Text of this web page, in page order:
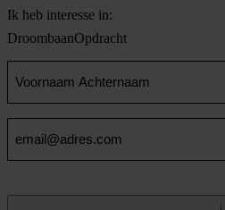
Ik heb interesse in:
DroombaanOpdracht
en
Achternaam
(Vereist)